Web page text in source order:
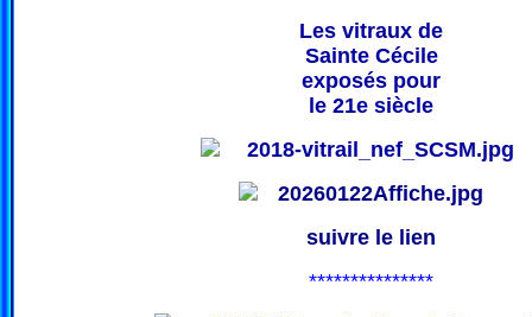
Les vitraux de
Sainte Cécile
exposés pour
le 21e siècle
suivre le lien
***************